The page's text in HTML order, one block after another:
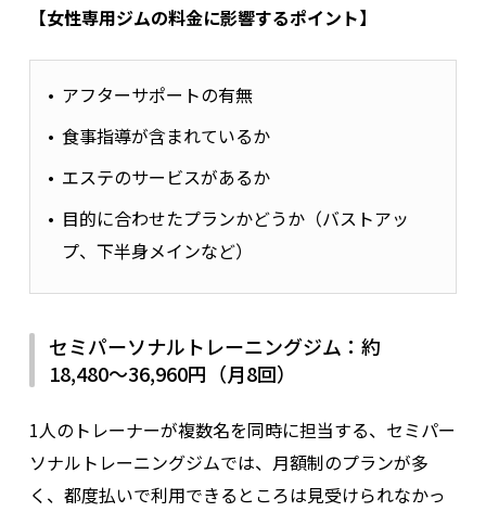
【女性専用ジムの料金に影響するポイント】
アフターサポートの有無
食事指導が含まれているか
エステのサービスがあるか
目的に合わせたプランかどうか（バストアッ
プ、下半身メインなど）
セミパーソナルトレーニングジム：約
18,480〜36,960円（月8回）
1人のトレーナーが複数名を同時に担当する、セミパー
ソナルトレーニングジムでは、月額制のプランが多
く、都度払いで利用できるところは見受けられなかっ